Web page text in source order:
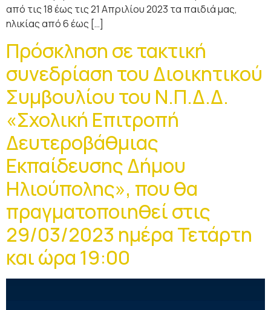
από τις 18 έως τις 21 Απριλίου 2023 τα παιδιά μας,
ηλικίας από 6 έως […]
Πρόσκληση σε τακτική
συνεδρίαση του Διοικητικού
Συμβουλίου του Ν.Π.Δ.Δ.
«Σχολική Επιτροπή
Δευτεροβάθμιας
Εκπαίδευσης Δήμου
Ηλιούπολης», που θα
πραγματοποιηθεί στις
29/03/2023 ημέρα Τετάρτη
και ώρα 19:00